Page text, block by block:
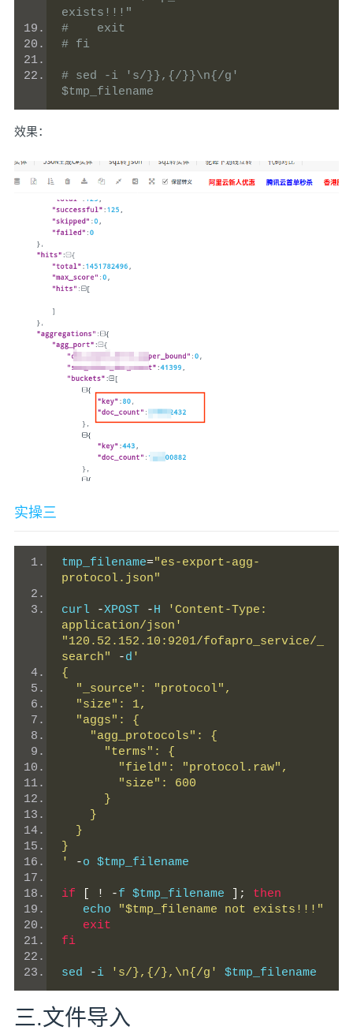
exists!!!"
#    exit
# fi
# sed -i 's/}},{/}}\n{/g'
$tmp_filename
效果：
实操三
tmp_filename="es-export-agg-
protocol.json"
curl -XPOST -H
'Content-Type:
application/json'
"120.52.152.10:9201/fofapro_service/_
search"
-d '
{
  "_source": "protocol",
  "size": 1,
  "aggs": {
    "agg_protocols": {
      "terms": {
        "field": "protocol.raw",
        "size": 600
      }
    }
  }
}
'
-o $tmp_filename
if ! -f $tmp_filename ];
then
   echo
"$tmp_filename not exists!!!"
exit
fi
sed -i 's/},{/},\n{/g' $tmp_filename
三.文件导入